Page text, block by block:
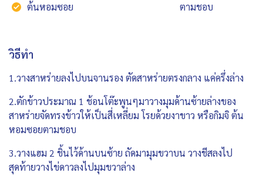
ต้นหอมซอย
ตามชอบ
วิธีทำ
1.วางสาหร่ายลงไปบนจานรอง ตัดสาหร่ายตรงกลาง แค่ครึ่งล่าง
2.ตักข้าวประมาณ 1 ช้อนโต๊ะพูนๆมาวางมุมด้านซ้ายล่างของ
สาหร่ายจัดทรงข้าวให้เป็นสี่เหลี่ยม โรยด้วยงาขาว หรือกิมจิ ต้น
หอมซอยตามชอบ
3.วางแฮม 2 ชิ้นไว้ด้านบนซ้าย ถัดมามุมขวาบน วางชีสลงไป
สุดท้ายวางไข่ดาวลงไปมุมขวาล่าง